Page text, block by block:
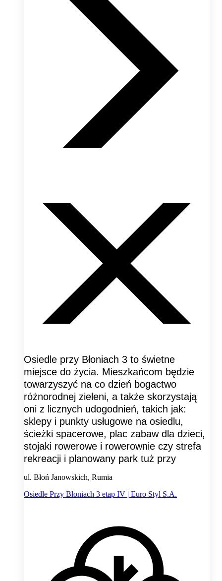
Osiedle przy Błoniach 3 to świetne
miejsce do życia. Mieszkańcom będzie
towarzyszyć na co dzień bogactwo
różnorodnej zieleni, a także skorzystają
oni z licznych udogodnień, takich jak:
sklepy i punkty usługowe na osiedlu,
ścieżki spacerowe, plac zabaw dla dzieci,
stojaki rowerowe i rowerownie czy strefa
rekreacji i planowany park tuż przy
ul. Błoń Janowskich, Rumia
Osiedle Przy Błoniach 3 etap IV | Euro Styl S.A.